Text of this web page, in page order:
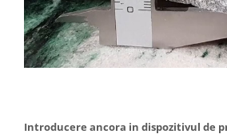
Introducere ancora in dispozitivul de